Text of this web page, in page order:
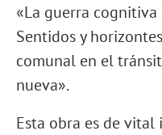
«La guerra
Sentidos y
comunal en el
nueva».
Esta obra es de